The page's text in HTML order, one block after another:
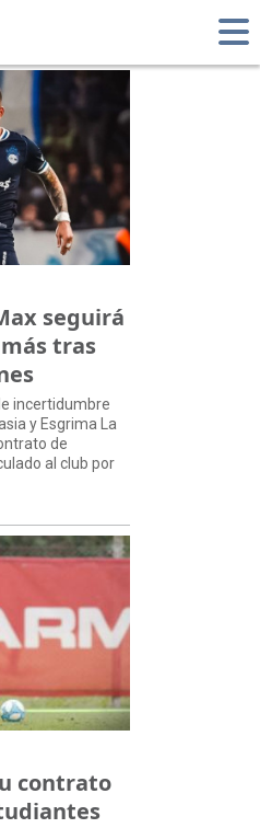
seguirá
tras
incertidumbre
y Esgrima La
de
al club por
contrato